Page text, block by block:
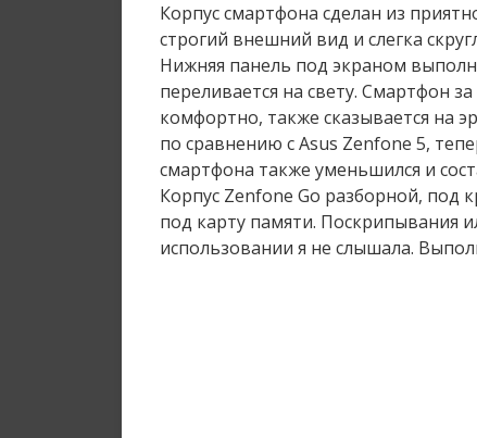
Корпус смартфона сделан из
строгий внешний вид и слегка
Нижняя панель под экраном
переливается на свету. Смартфон
комфортно, также сказывается на
по сравнению с Asus Zenfone 5,
смартфона также уменьшился и
Корпус Zenfone Go разборной, под
под карту памяти. Поскрипывания
использовании я не слышала.